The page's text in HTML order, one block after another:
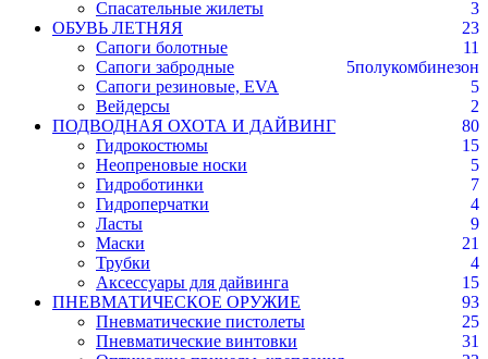
Спасательные жилеты
3
ОБУВЬ ЛЕТНЯЯ
23
Сапоги болотные
11
Сапоги забродные
полукомбинезон
5
Сапоги резиновые, EVA
5
Вейдерсы
2
ПОДВОДНАЯ ОХОТА И ДАЙВИНГ
80
Гидрокостюмы
15
Неопреновые носки
5
Гидроботинки
7
Гидроперчатки
4
Ласты
9
Маски
21
Трубки
4
Аксессуары для дайвинга
15
ПНЕВМАТИЧЕСКОЕ ОРУЖИЕ
93
Пневматические пистолеты
25
Пневматические винтовки
31